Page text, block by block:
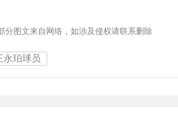
分图文来自网络，如涉及侵权请联系删除
永珀球员